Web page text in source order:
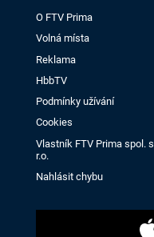
O FTV Prima
Volná místa
Reklama
HbbTV
Podmínky užívání
Cookies
Vlastník FTV Prima spol. s
r.o.
Nahlásit chybu